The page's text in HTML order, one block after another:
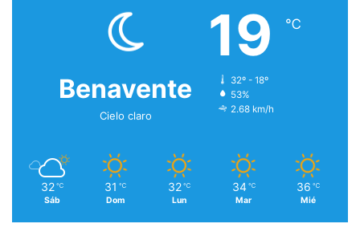
Benavente
Cielo claro
19 ℃
32º - 18º
53%
2.68 km/h
32 ℃
Sáb
31 ℃
Dom
32 ℃
Lun
34 ℃
Mar
36 ℃
Mié